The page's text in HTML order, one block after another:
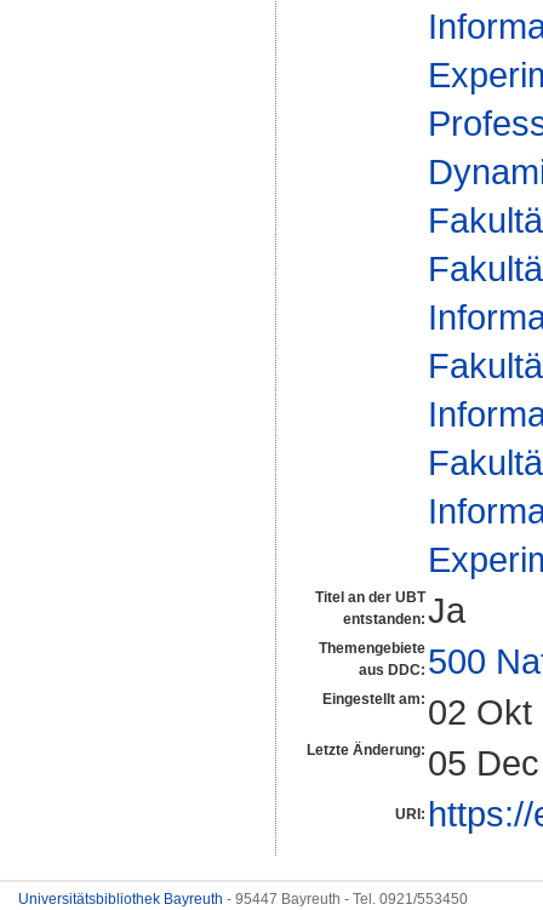
Titel an der UBT
entstanden: Ja
Themengebiete
aus DDC: 500
Eingestellt am: 02 Okt
Letzte Änderung: 05
URI:
Universitätsbibliothek Bayreuth - 95447 Bayreuth - Tel. 0921/553450